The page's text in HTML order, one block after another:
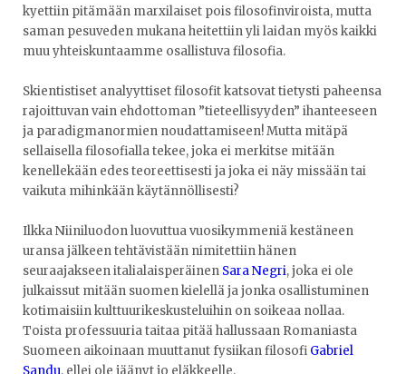
kyettiin pitämään marxilaiset pois filosofinviroista, mutta
saman pesuveden mukana heitettiin yli laidan myös kaikki
muu yhteiskuntaamme osallistuva filosofia.
Skientistiset analyyttiset filosofit katsovat tietysti paheensa
rajoittuvan vain ehdottoman ”tieteellisyyden” ihanteeseen
ja paradigmanormien noudattamiseen! Mutta mitäpä
sellaisella filosofialla tekee, joka ei merkitse mitään
kenellekään edes teoreettisesti ja joka ei näy missään tai
vaikuta mihinkään käytännöllisesti?
Ilkka Niiniluodon luovuttua vuosikymmeniä kestäneen
uransa jälkeen tehtävistään nimitettiin hänen
seuraajakseen italialaisperäinen Sara Negri, joka ei ole
julkaissut mitään suomen kielellä ja jonka osallistuminen
kotimaisiin kulttuurikeskusteluihin on soikeaa nollaa.
Toista professuuria taitaa pitää hallussaan Romaniasta
Suomeen aikoinaan muuttanut fysiikan filosofi Gabriel
Sandu, ellei ole jäänyt jo eläkkeelle.